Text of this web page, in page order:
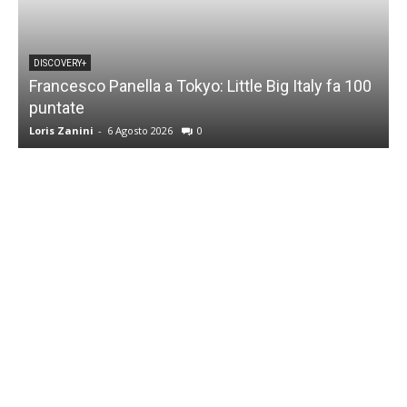
DISCOVERY+
Francesco Panella a Tokyo: Little Big Italy fa 100
puntate
Loris Zanini - 6 Agosto 2026 0